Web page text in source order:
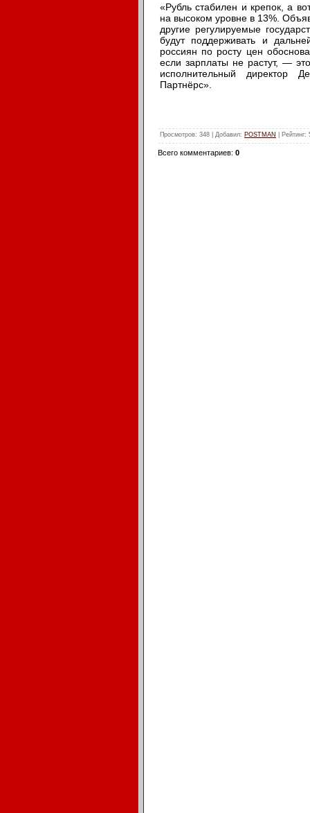
«Рубль стабилен и крепок, а
на высоком уровне в 13%.
другие регулируемые
будут поддерживать и
россиян по росту цен
если зарплаты не растут, —
исполнительный директор
Партнёрс».
Просмотров: 348 | Добавил: POSTMAN Рейтинг:
Всего комментариев: 0